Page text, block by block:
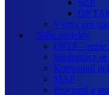
OP
Výzva pro
Naše projekty
OPTP – režie
Spolupráce
Komunitní
MAP
Provozní a